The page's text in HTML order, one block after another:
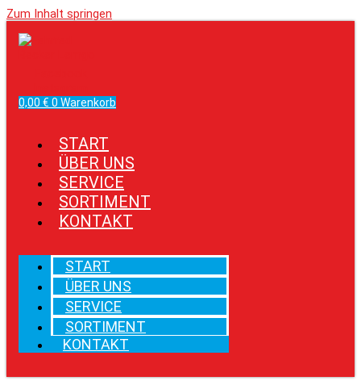
Zum Inhalt springen
0,00 € 0 Warenkorb
START
ÜBER UNS
SERVICE
SORTIMENT
KONTAKT
START
ÜBER UNS
SERVICE
SORTIMENT
KONTAKT